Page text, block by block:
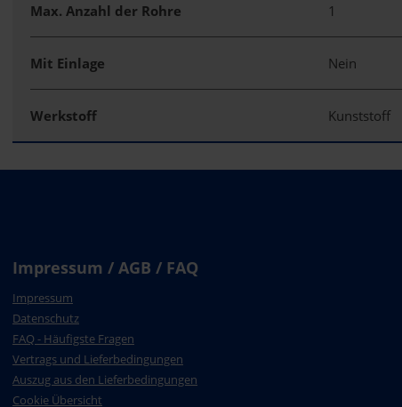
Max. Anzahl der Rohre 1
Mit Einlage Nein
Werkstoff Kunststoff
Impressum / AGB / FAQ
Impressum
Datenschutz
FAQ - Häufigste Fragen
Vertrags und Lieferbedingungen
Auszug aus den Lieferbedingungen
Cookie Übersicht